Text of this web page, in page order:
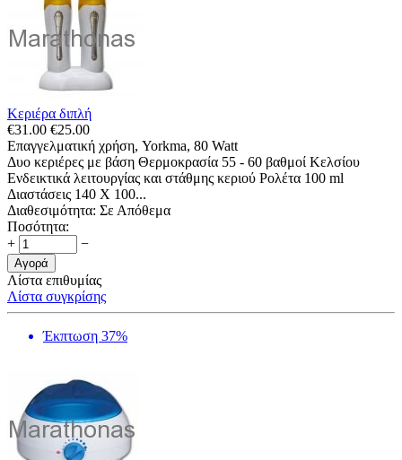
Κεριέρα διπλή
€31.00 €25.00
Επαγγελματική χρήση, Yorkma, 80 Watt
Δυο κεριέρες με βάση Θερμοκρασία 55 - 60 βαθμοί Κελσίου
Ενδεικτικά λειτουργίας και στάθμης κεριού Ρολέτα 100 ml
Διαστάσεις 140 Χ 100...
Διαθεσιμότητα: Σε Απόθεμα
Ποσότητα:
+
−
Αγορά
Λίστα επιθυμίας
Λίστα συγκρίσης
Έκπτωση 37%